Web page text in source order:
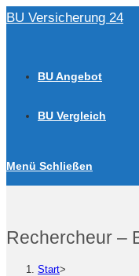
Zum
BU Versicherung 24
BU Angebot
BU Vergleich
Menü Schließen
Rechercheur –
Start>